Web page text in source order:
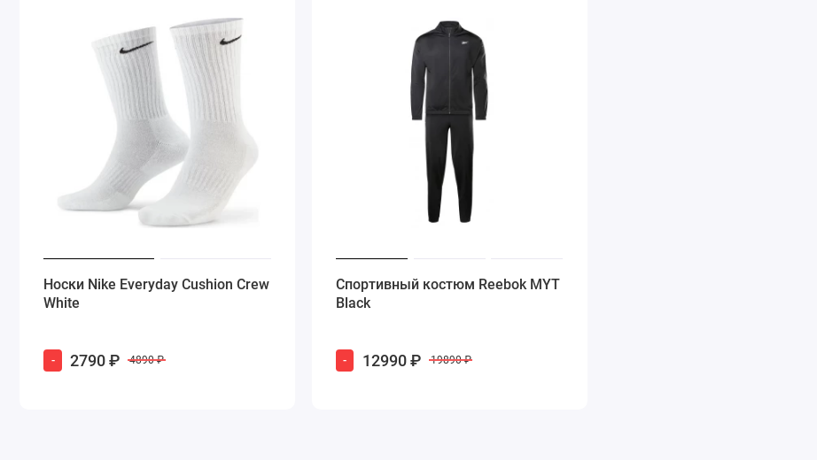
Носки Nike Everyday Cushion Crew
White
- 2790 ₽ 4890 ₽
Спортивный костюм Reebok MYT
Black
- 12990 ₽ 19890 ₽